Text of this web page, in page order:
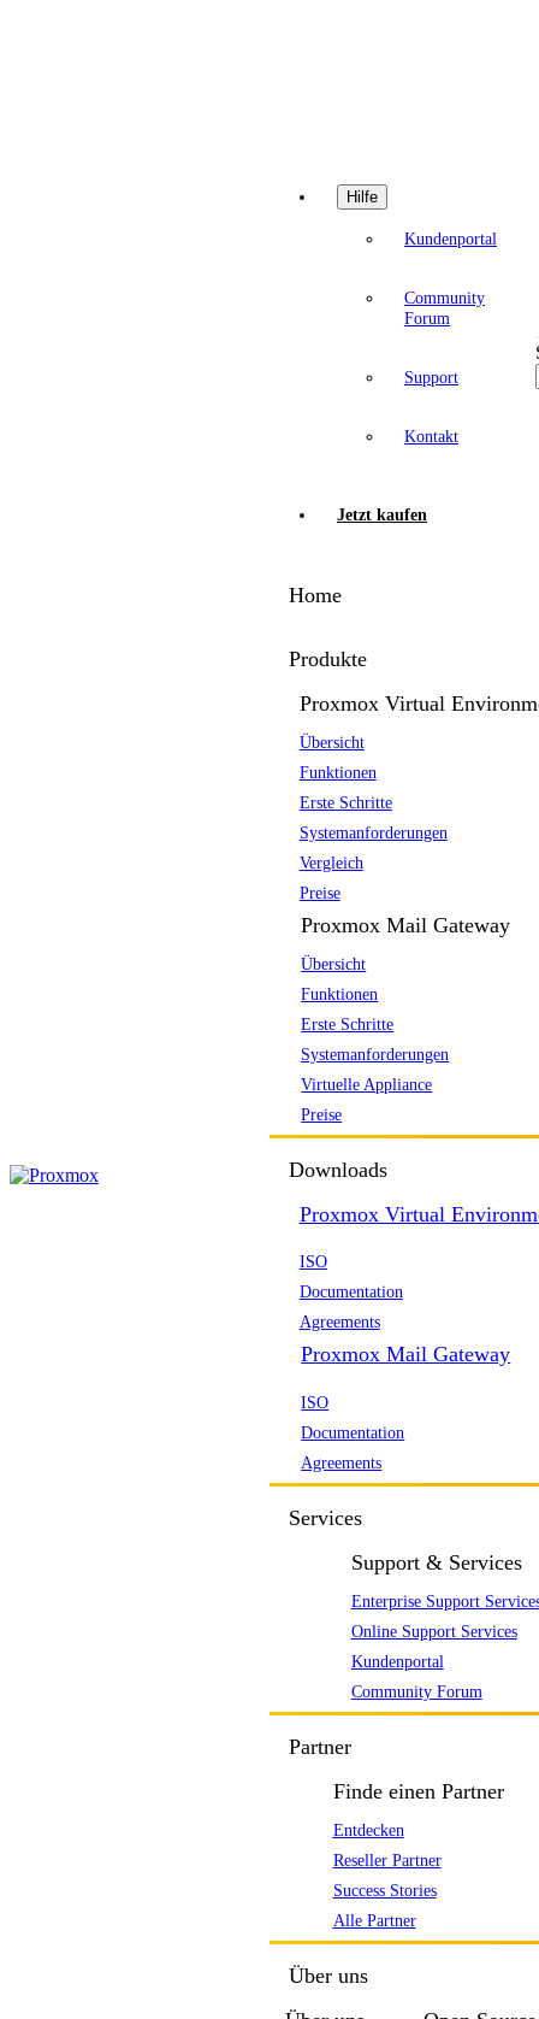
Hilfe
Kundenportal
Community
Forum
Support
Kontakt
Jetzt kaufen
Home
Produkte
Proxmox Virtual
Übersicht
Funktionen
Erste Schritte
Systemanforderungen
Vergleich
Preise
Proxmox Mail Gateway
Übersicht
Funktionen
Erste Schritte
Systemanforderungen
Virtuelle Appliance
Preise
Downloads
Proxmox Virtual
ISO
Documentation
Agreements
Proxmox Mail Gateway
ISO
Documentation
Agreements
Services
Support & Services
Enterprise Support
Online Support Services
Kundenportal
Community Forum
Partner
Finde einen Partner
Entdecken
Reseller Partner
Success Stories
Alle Partner
Über uns